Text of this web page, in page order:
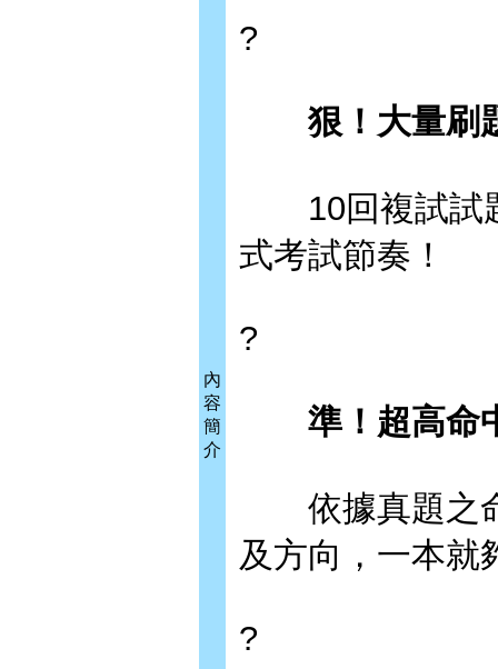
內
容
簡
介
?
狠！大量刷
10回複試試題
式考試節奏！
?
準！超高命
依據真題之命
及方向，一本就
?